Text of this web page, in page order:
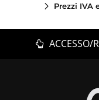
Prezzi IVA
ACCESSO/